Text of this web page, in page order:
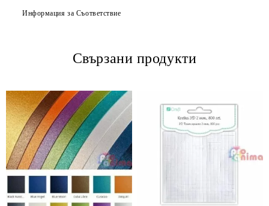
Информация за Съответствие
Свързани продукти